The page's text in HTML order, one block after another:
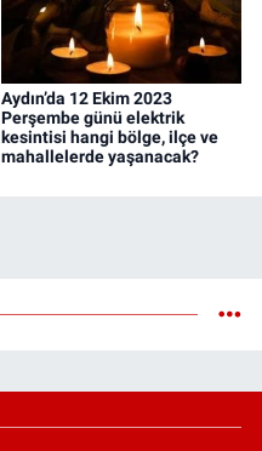
Aydın’da 12 Ekim 2023
Perşembe günü elektrik
kesintisi hangi bölge, ilçe ve
mahallelerde yaşanacak?